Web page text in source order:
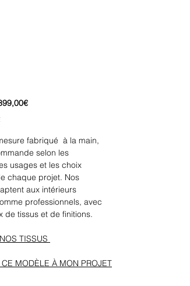
Prix
fabriqué à la main,
selon les
usages et les choix
chaque projet. Nos
aux intérieurs
professionnels, avec
de tissus et de finitions.
TISSUS
MODÈLE À MON PROJET